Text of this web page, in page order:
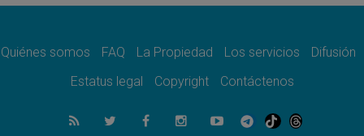
07.08.2026
07.08.2026
el compromiso del cristiano"
La matanza de niños en Gaza no cesa: 300
muertos en 300 días
Quiénes somos FAQ La Propiedad Los servicios
Difusión
Estatus legal
Copyright Contáctenos